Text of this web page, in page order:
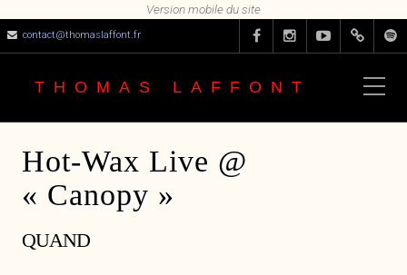
contact@thomaslaffont.fr
THOMAS LAFFONT
Hot-Wax Live @
« Canopy »
QUAND